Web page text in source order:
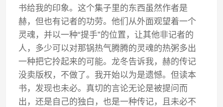
书给我的印象。这个集子里的东西虽然作者是
赫，但也有记者的功劳。他们从外面观望着一个
灵魂，并以一种“提手”的位置，让其他非记者的
人，多少可以对那锅热气腾腾的灵魂的热粥多出
一种把它拎起来的可能。龙冬告诉我，赫的传记
没卖版权，不做了。我开始以为是遗憾。但读本
书，发现也未必。真切的言论无论是被提问而
出，还是自己的独白，也是一种传记，且未必不